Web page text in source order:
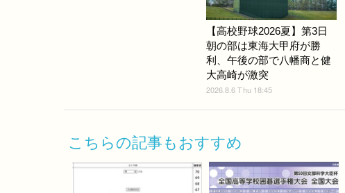
【高校野球2026夏】第3日
朝の部は東海大甲府が勝
利、午後の部で八幡商と健
大高崎が激突
2026.8.6 Thu 18:45
こちらの記事もおすすめ